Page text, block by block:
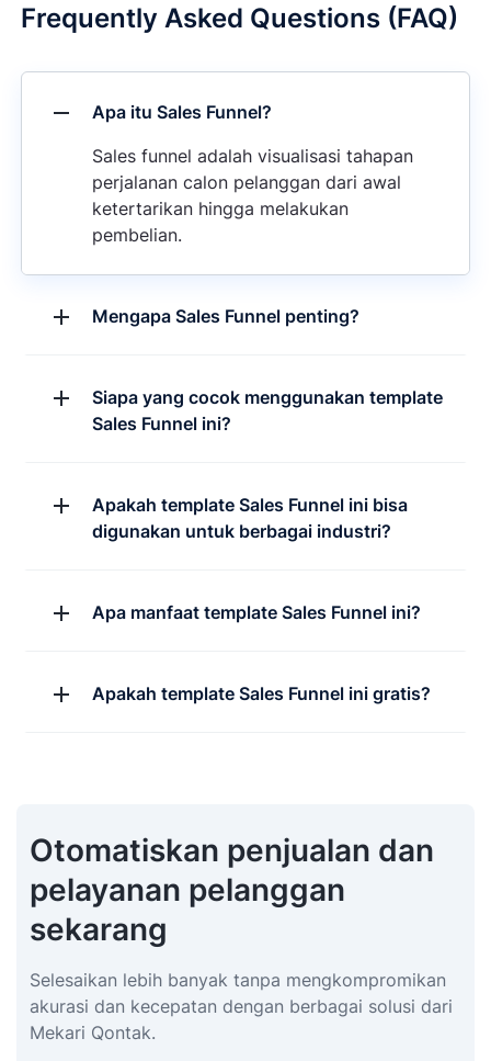
Frequently Asked Questions (FAQ)
Apa itu Sales Funnel?
Sales funnel adalah visualisasi tahapan
perjalanan calon pelanggan dari awal
ketertarikan hingga melakukan
pembelian.
Mengapa Sales Funnel penting?
Siapa yang cocok menggunakan template
Sales Funnel ini?
Apakah template Sales Funnel ini bisa
digunakan untuk berbagai industri?
Apa manfaat template Sales Funnel ini?
Apakah template Sales Funnel ini gratis?
Otomatiskan penjualan dan
pelayanan pelanggan
sekarang
Selesaikan lebih banyak tanpa mengkompromikan
akurasi dan kecepatan dengan berbagai solusi dari
Mekari Qontak.